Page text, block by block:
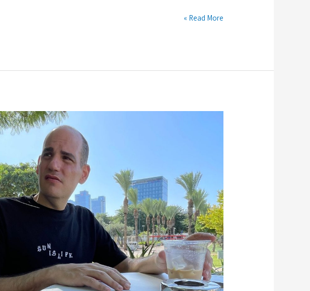
Read More »
את
הקשר
בין
הביטחון
הלאומי
לחוסן
הכלכלי-טכנולוגי
של
ישראל"